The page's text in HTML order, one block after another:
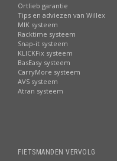
Ortlieb garantie
Tips en adviezen van Willex
MIK systeem
Racktime systeem
Snap-it systeem
KLICKFix systeem
BasEasy systeem
CarryMore systeem
AVS systeem
Atran systeem
FIETSMANDEN VERVOLG